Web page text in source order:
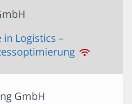
in Logistics –
GmbH